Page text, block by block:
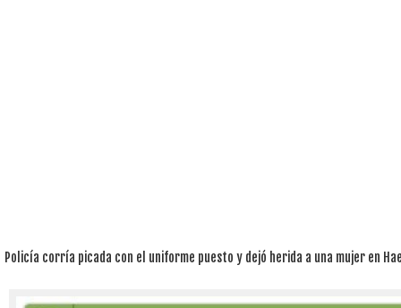
Policía corría picada con el uniforme puesto y dejó herida a una mujer en